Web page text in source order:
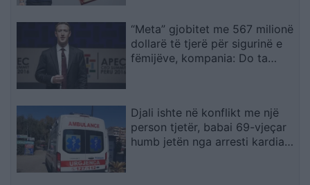
“Meta” gjobitet me 567 milionë
dollarë të tjerë për sigurinë e
fëmijëve, kompania: Do ta
Djali ishte në konflikt me një
person tjetër, babai 69-vjeçar
humb jetën nga arresti kardiak